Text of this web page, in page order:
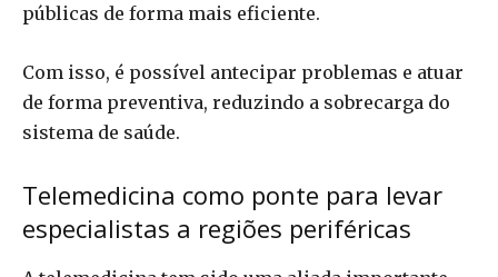
públicas de forma mais eficiente.
Com isso, é possível antecipar problemas e atuar
de forma preventiva, reduzindo a sobrecarga do
sistema de saúde.
Telemedicina como ponte para levar
especialistas a regiões periféricas